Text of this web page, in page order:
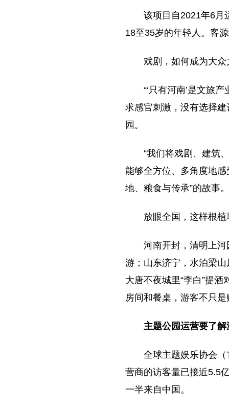
该项目自2021年6月
18至35岁的年轻人。客
戏剧，如何成为大
“‘只有河南’是文旅
求感官刺激，没有选择
园。
“我们将戏剧、建筑
能够全方位、多角度地
地、粮食与传承”的故事
放眼全国，这样根
河南开封，清明上
游；山东济宁，水泊梁
大唐不夜城里“李白”提
房间和餐桌，游客不只
主题公园运营要了
全球主题娱乐协会
营商的访客量已接近5.5
一半来自中国。